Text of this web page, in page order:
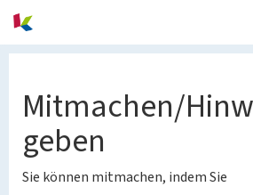
Mitmachen/
geben
Sie können mitmachen, indem Sie